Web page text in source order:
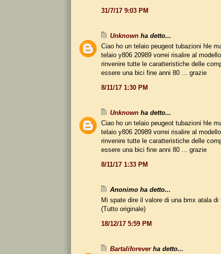
31/7/17 9:03 PM
Unknown ha detto...
Ciao ho un telaio peugeot tubazioni hle
telaio y806 20989 vorrei risalire al
rinvenire tutte le caratteristiche delle
essere una bici fine anni 80 ... grazie
8/11/17 1:30 PM
Unknown ha detto...
Ciao ho un telaio peugeot tubazioni hle
telaio y806 20989 vorrei risalire al
rinvenire tutte le caratteristiche delle
essere una bici fine anni 80 ... grazie
8/11/17 1:33 PM
Anonimo ha detto...
Mi spate dire il valore di una bmx atala di
(Tutto originale)
18/12/17 5:59 PM
Bartaliforeverha detto...